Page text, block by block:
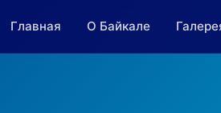
Главная О Байкале